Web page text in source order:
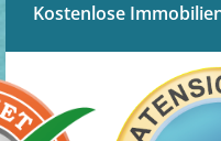
Kostenlose